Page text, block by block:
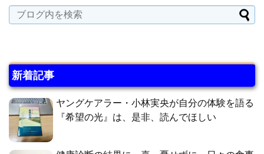
新着記事
ヤングケアラー・小林実央が自分の体験を語る
『希望の光』は、是非、読んでほしい